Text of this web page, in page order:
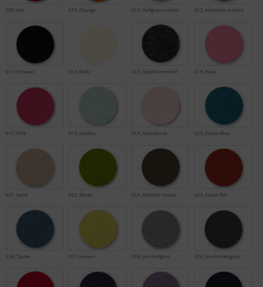
009_Rot 010_Orange 011_Hellgrau-meliert 012_Anthrazit-meliert
013_Schwarz 014_Gelb 015_Graphit-meliert 016_Rosa
017_Pink 018_Eisblau 019_Pastellrosa 020_Petrol-Blau
021_Sand 023_Wiese 024_Schiefer-Gruen 025_Kenia-Rot
026_Taube 027_Lemon 028_Uni-Hellgrau 029_Uni-Dunkelgrau